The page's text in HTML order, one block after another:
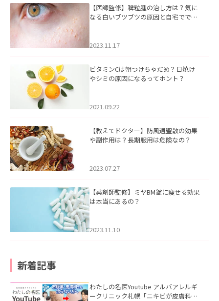
【医師監修】稗粒腫の治し方は？気に
なる白いブツブツの原因と自宅ででき
2023.11.17
ビタミンCは朝つけちゃだめ？日焼け
やシミの原因になるってホント？
2021.09.22
【教えてドクター】防風通聖散の効果
や副作用は？長期服用は危険なの？
2023.07.27
【薬剤師監修】ミヤBM錠に痩せる効果
は本当にあるの？
2023.11.10
新着記事
わたしの名医Youtube アルバアレルギ
ークリニック札幌「ニキビが皮膚科で